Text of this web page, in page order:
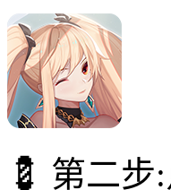
💈 第二步